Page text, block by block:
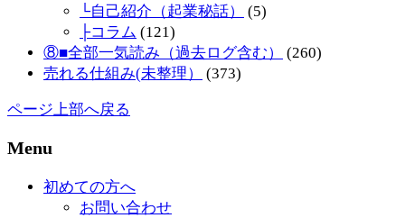
└自己紹介（起業秘話）
(5)
├コラム (121)
⑧■全部一気読み（過去ログ含む）
(260)
売れる仕組み(未整理）
(373)
ページ上部へ戻る
Menu
初めての方へ
お問い合わせ